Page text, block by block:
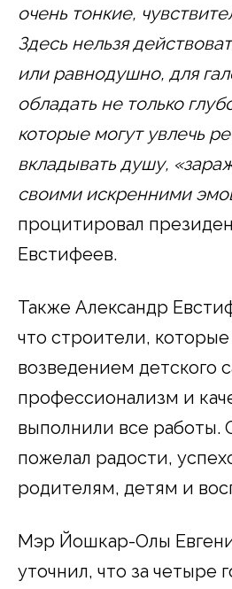
очень тонкие,
Здесь нельзя
или равнодушно, для
обладать не только
которые могут увлечь
вкладывать душу,
своими искренними
процитировал
Евстифеев.
Также Александр
что строители,
возведением детского
профессионализм и
выполнили все работы.
пожелал радости,
родителям, детям и
Мэр Йошкар-Олы
уточнил, что за четыре